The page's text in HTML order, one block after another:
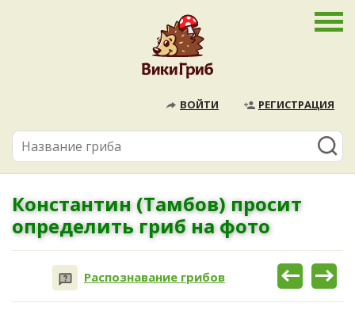
ВОЙТИ РЕГИСТРАЦИЯ
Константин (Тамбов) просит
определить гриб на фото
Распознавание грибов